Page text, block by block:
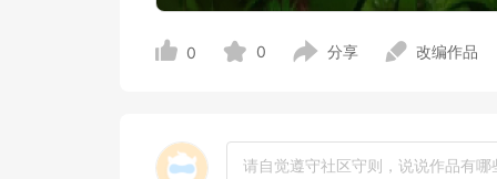
0 0 分享 改编作品